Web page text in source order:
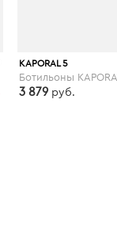
KAPORAL 5
3 879 руб.